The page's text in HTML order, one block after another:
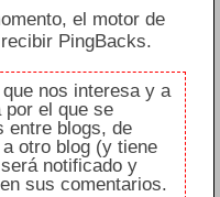
el motor de
PingBacks.
nos interesa y a
por el que se
entre blogs, de
otro blog (y tiene
notificado y
sus comentarios.